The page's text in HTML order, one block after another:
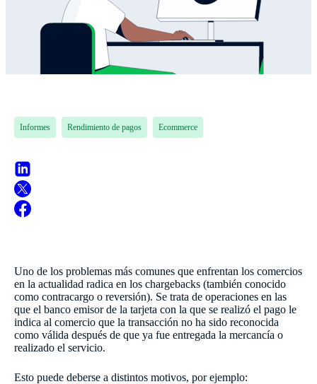
Informes Rendimiento de pagos Ecommerce
Uno de los problemas más comunes que enfrentan los comercios
en la actualidad radica en los chargebacks (también conocido
como contracargo o reversión). Se trata de operaciones en las
que el banco emisor de la tarjeta con la que se realizó el pago le
indica al comercio que la transacción no ha sido reconocida
como válida después de que ya fue entregada la mercancía o
realizado el servicio.
Esto puede deberse a distintos motivos, por ejemplo: